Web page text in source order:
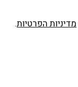
מדיניות הפרטיות.